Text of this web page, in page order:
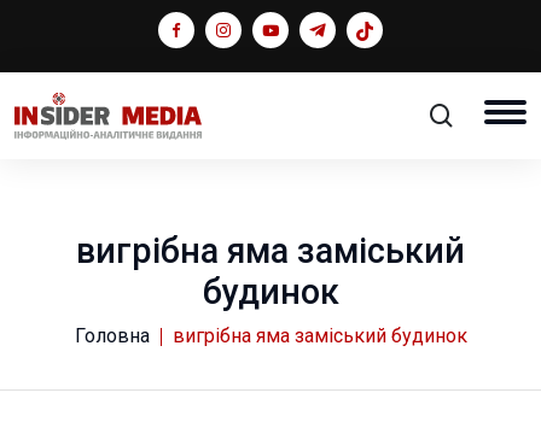
вигрібна яма заміський
будинок
Головна вигрібна яма заміський будинок